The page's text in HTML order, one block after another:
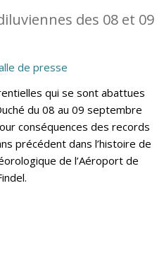
des 08 et 09
de presse
qui se sont abattues
du 08 au 09 septembre
conséquences des records
précédent dans l’histoire de
de l’Aéroport de